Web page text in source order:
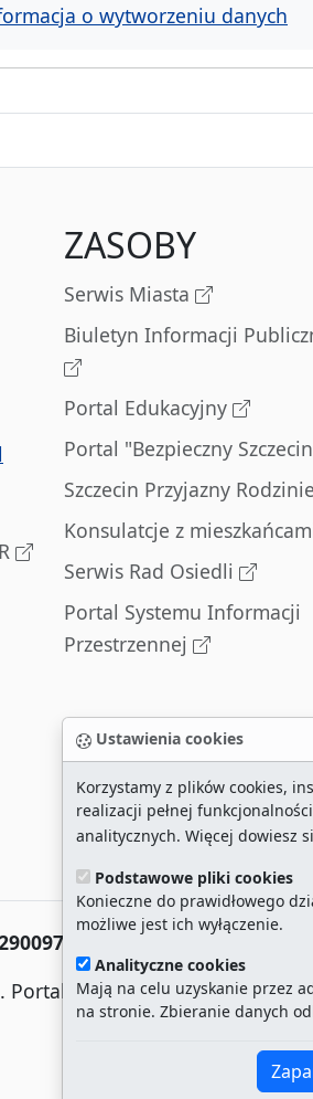
Ustawienia cookies
Korzystamy z plików cookies,
realizacji pełnej
analitycznych. Więcej dowiesz
Podstawowe pliki cookies
Konieczne do prawidłowego
możliwe jest ich wyłączenie.
Analityczne cookies
Mają na celu uzyskanie przez
na stronie. Zbieranie danych
o wytworzeniu danych
ZASOBY
Serwis Miasta
Biuletyn Informacji
Portal Edukacyjny
Portal "Bezpieczny
Szczecin Przyjazny Rodzinie
Konsulatcje z
Serwis Rad Osiedli
Portal Systemu Informacji
Przestrzennej
/ aktualna strona:
Portal eurzad.szczecin.pl jest
Kontakt: